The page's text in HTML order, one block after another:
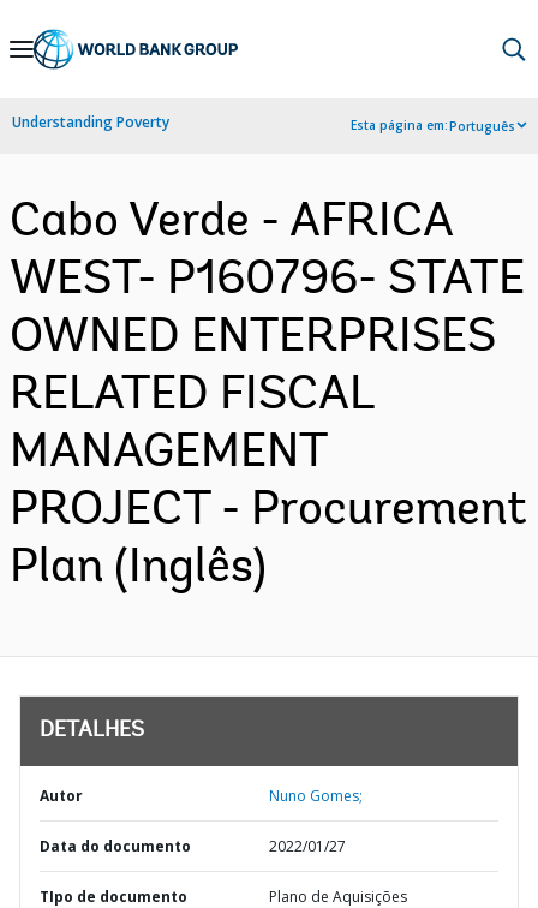
Skip
Navigation
Understanding Poverty Esta página em:Português
Cabo Verde - AFRICA
WEST- P160796- STATE
OWNED ENTERPRISES
RELATED FISCAL
MANAGEMENT
PROJECT - Procurement
Plan (Inglês)
DETALHES
Autor Nuno Gomes;
Data do documento 2022/01/27
TIpo de documento Plano de Aquisições